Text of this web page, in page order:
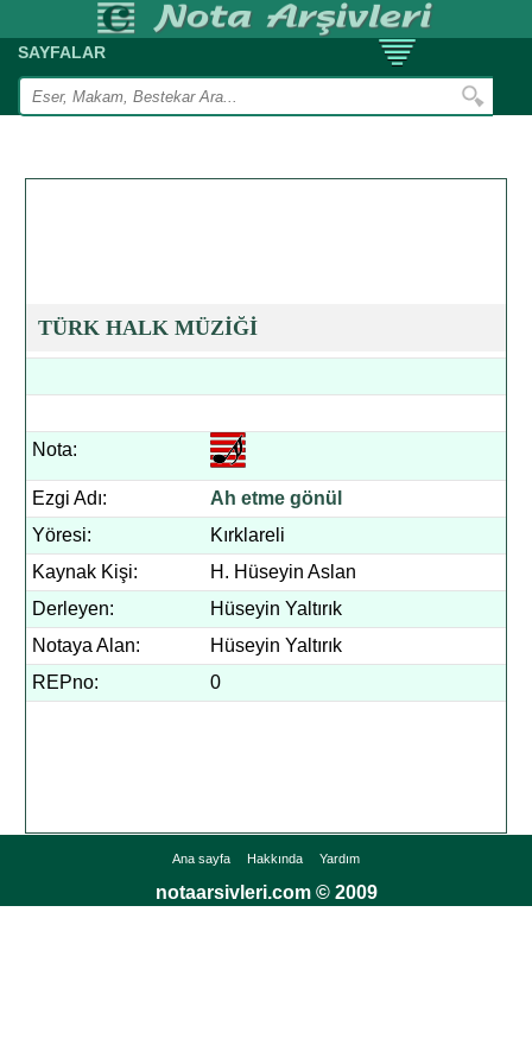
SAYFALAR
TÜRK HALK MÜZİĞİ
Nota:
Ezgi Adı:
Ah etme gönül
Yöresi:
Kırklareli
Kaynak Kişi:
H. Hüseyin Aslan
Derleyen:
Hüseyin Yaltırık
Notaya Alan:
Hüseyin Yaltırık
REPno:
0
Ana sayfa Hakkında Yardım
notaarsivleri.com © 2009